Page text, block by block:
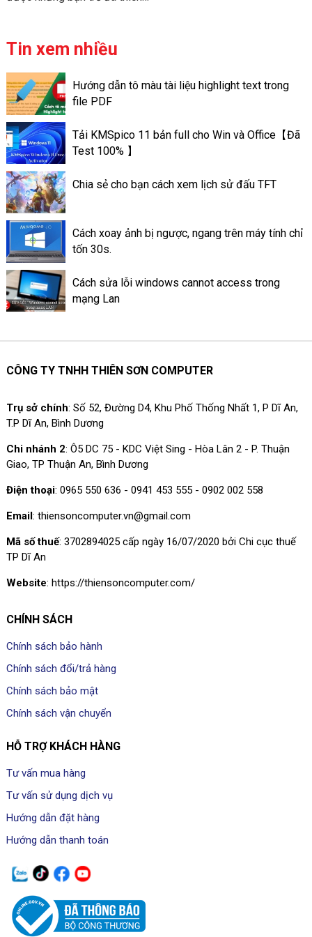
diễn ra trong tương lai để có
YouTube đã nghiên cứu và tạo
ra công cụ giúp người dùng có
thể xem tarot miễn phí online
tiện lợi. Và sau đây THIÊN
SƠN COMPUTER sẽ chỉ bạn
cách thao tác thực hiện để
xem Tarot with YouTube miễn
phí.
Tin xem nhiều
Hướng dẫn tô màu tài liệu highlight text trong
file PDF
Tải KMSpico 11 bản full cho Win và Office【Đã
Test 100% 】
Chia sẻ cho bạn cách xem lịch sử đấu TFT
Cách xoay ảnh bị ngược, ngang trên máy tính chỉ
tốn 30s.
Cách sửa lỗi windows cannot access trong
mạng Lan
CÔNG TY TNHH THIÊN SƠN COMPUTER
Trụ sở chính: Số 52, Đường D4, Khu Phố Thống Nhất 1, P Dĩ An,
T.P Dĩ An, Bình Dương
Chi nhánh 2: Ô5 DC 75 - KDC Việt Sing - Hòa Lân 2 - P. Thuận
Giao, TP Thuận An, Bình Dương
Điện thoại: 0965 550 636 - 0941 453 555 - 0902 002 558
Email: thiensoncomputer.vn@gmail.com
Mã số thuế: 3702894025 cấp ngày 16/07/2020 bởi Chi cục thuế
TP Dĩ An
Website: https://thiensoncomputer.com/
CHÍNH SÁCH
Chính sách bảo hành
Chính sách đổi/trả hàng
Chính sách bảo mật
Chính sách vận chuyển
HỖ TRỢ KHÁCH HÀNG
Tư vấn mua hàng
Tư vấn sử dụng dịch vụ
Hướng dẫn đặt hàng
Hướng dẫn thanh toán